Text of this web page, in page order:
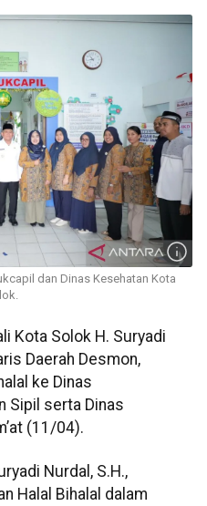
dan Dinas Kesehatan Kota
Kota Solok H. Suryadi
Daerah Desmon,
ke Dinas
Sipil serta Dinas
(11/04).
Nurdal, S.H.,
Halal Bihalal dalam